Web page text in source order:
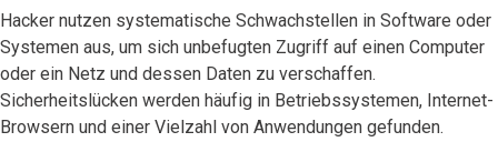
Hacker nutzen systematische Schwachstellen in Software oder
Systemen aus, um sich unbefugten Zugriff auf einen Computer
oder ein Netz und dessen Daten zu verschaffen.
Sicherheitslücken werden häufig in Betriebssystemen, Internet-
Browsern und einer Vielzahl von Anwendungen gefunden.